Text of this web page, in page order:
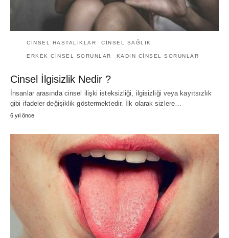
CINSEL HASTALIKLAR CINSEL SAĞLIK
ERKEK CINSEL SORUNLAR KADIN CINSEL SORUNLAR
Cinsel İlgisizlik Nedir ?
İnsanlar arasında cinsel ilişki isteksizliği, ilgisizliği veya kayıtsızlık
gibi ifadeler değişiklik göstermektedir. İlk olarak sizlere…
6 yıl önce